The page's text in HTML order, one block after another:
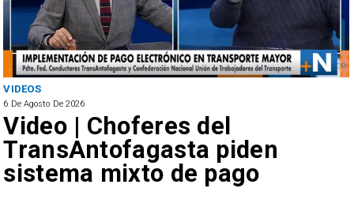
VIDEOS
6 De Agosto De 2026
Video | Choferes del
TransAntofagasta piden
sistema mixto de pago